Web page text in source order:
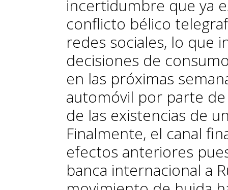
incertidumbre que ya
conflicto bélico
redes sociales, lo que
decisiones de
en las próximas
automóvil por parte
de las existencias de
Finalmente, el canal
efectos anteriores
banca internacional a